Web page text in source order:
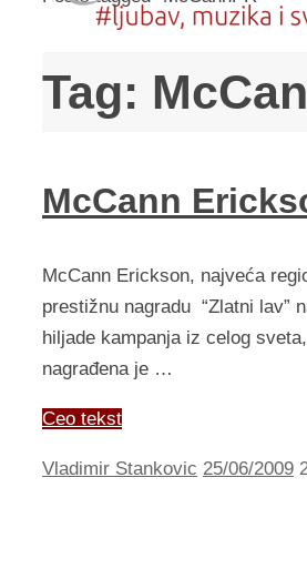
Tag:
McCann
McCann Erickson, najveća
prestižnu nagradu “Zlatni lav”
hiljade kampanja iz celog
nagrađena je …
Ceo tekst
Vladimir Stankovic 25/06/2009